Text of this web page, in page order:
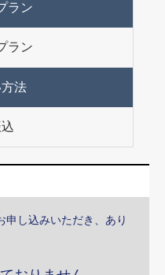
ラン
ラン
法
申し込みいただき、あり